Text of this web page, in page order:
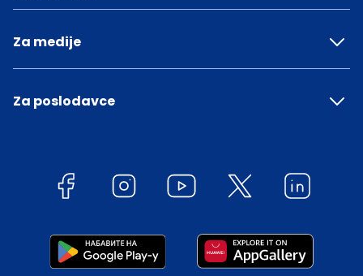
Za medije
Za poslodavce